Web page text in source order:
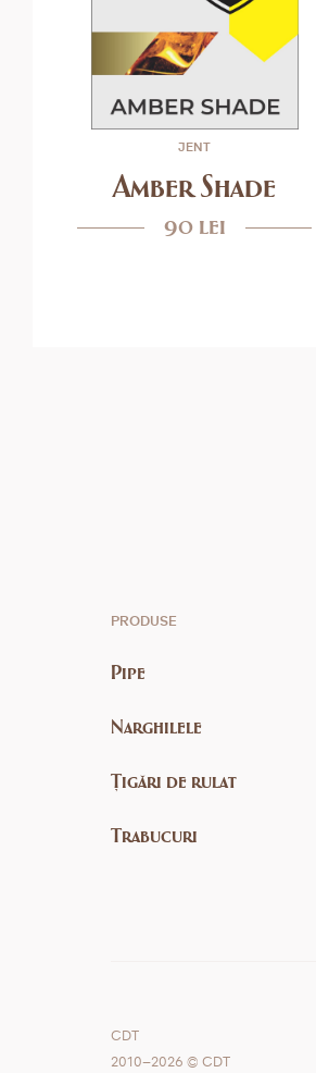
JENT
Amber Shade
90 lei
PRODUSE
Pipe
Narghilele
Țigări de rulat
Trabucuri
CDT
2010–2026 © CDT